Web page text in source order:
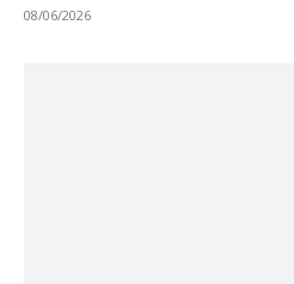
08/06/2026